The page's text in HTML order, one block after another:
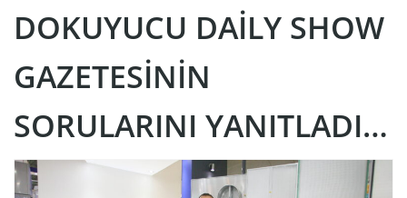
DOKUYUCU DAILY SHOW
GAZETESININ
SORULARINI YANITLADI…